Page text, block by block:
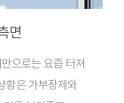
면
으로는 요즘 터져
황은 가부장제와